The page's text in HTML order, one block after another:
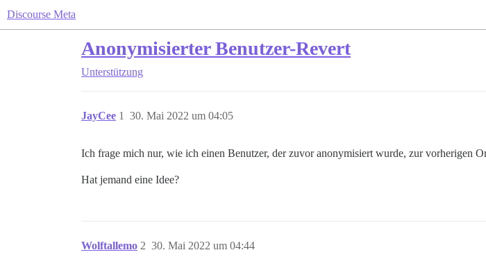
Discourse Meta
Anonymisierter Benutzer-Revert
Unterstützung
JayCee 30. Mai 2022 um 04:05
1
Ich frage mich nur, wie ich einen Benutzer, der zuvor anonymisiert wurde, zur vorherigen
Hat jemand eine Idee?
Wolftallemo 30. Mai 2022 um 04:44
2